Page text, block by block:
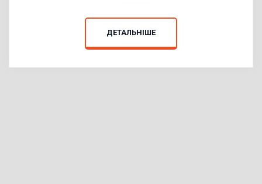
ДЕТАЛЬНІШЕ